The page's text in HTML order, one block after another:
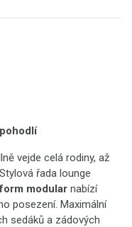
vejde celá rodiny, až
řada lounge
modular nabízí
posezení. Maximální
sedáků a zádových